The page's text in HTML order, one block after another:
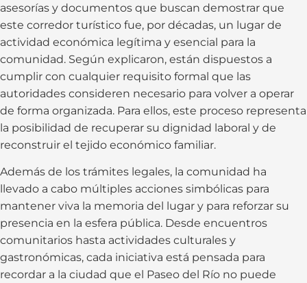
asesorías y documentos que buscan demostrar que
este corredor turístico fue, por décadas, un lugar de
actividad económica legítima y esencial para la
comunidad. Según explicaron, están dispuestos a
cumplir con cualquier requisito formal que las
autoridades consideren necesario para volver a operar
de forma organizada. Para ellos, este proceso representa
la posibilidad de recuperar su dignidad laboral y de
reconstruir el tejido económico familiar.
Además de los trámites legales, la comunidad ha
llevado a cabo múltiples acciones simbólicas para
mantener viva la memoria del lugar y para reforzar su
presencia en la esfera pública. Desde encuentros
comunitarios hasta actividades culturales y
gastronómicas, cada iniciativa está pensada para
recordar a la ciudad que el Paseo del Río no puede